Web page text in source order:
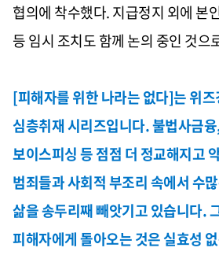
협의에 착수했다. 지급정지 외에 본
등 임시 조치도 함께 논의 중인 것으
[피해자를 위한 나라는 없다]는 위
심층취재 시리즈입니다. 불법사금
보이스피싱 등 점점 더 정교해지고
범죄들과 사회적 부조리 속에서 수
삶을 송두리째 빼앗기고 있습니다.
피해자에게 돌아오는 것은 실효성